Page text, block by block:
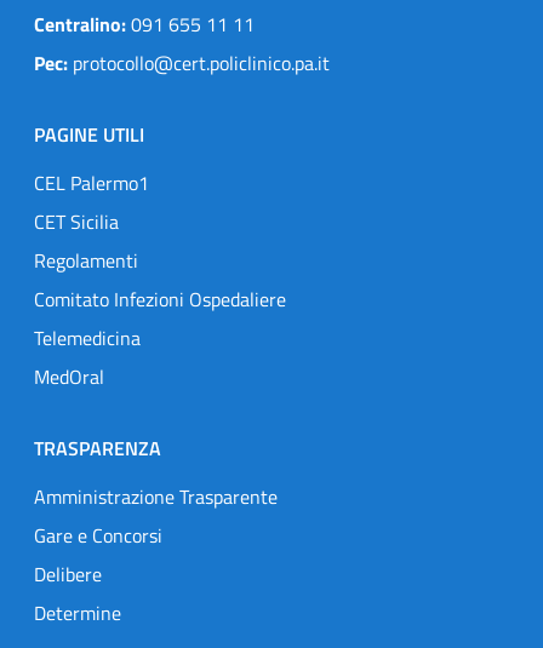
Centralino:091 655 11 11
Pec: protocollo@cert.policlinico.pa.it
PAGINE UTILI
CEL Palermo1
CET Sicilia
Regolamenti
Comitato Infezioni Ospedaliere
Telemedicina
MedOral
TRASPARENZA
Amministrazione Trasparente
Gare e Concorsi
Delibere
Determine